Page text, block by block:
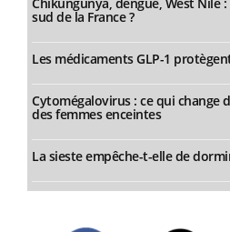
Chikungunya, dengue, West Nile
sud de la France ?
Les médicaments GLP-1
Cytomégalovirus : ce qui change
des femmes enceintes
La sieste empêche-t-elle de